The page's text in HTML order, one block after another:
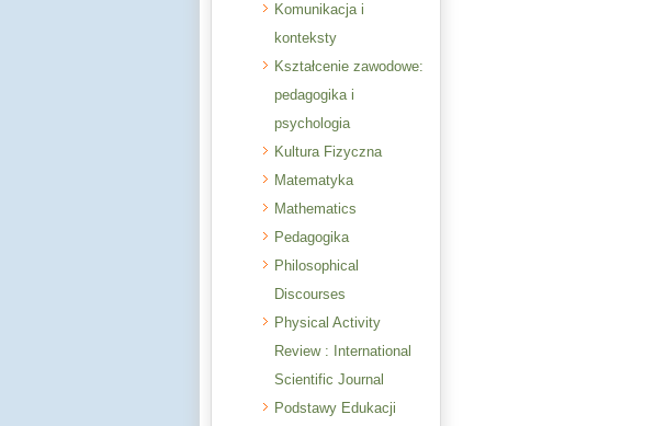
Komunikacja i
konteksty
Kształcenie zawodowe:
pedagogika i
psychologia
Kultura Fizyczna
Matematyka
Mathematics
Pedagogika
Philosophical
Discourses
Physical Activity
Review : International
Scientific Journal
Podstawy Edukacji